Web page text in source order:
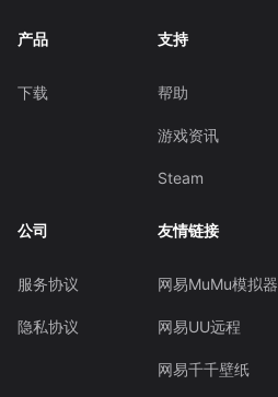
产品
下载
支持
帮助
游戏资讯
Steam
公司
服务协议
隐私协议
友情链接
网易MuMu模拟器
网易UU远程
网易千千壁纸